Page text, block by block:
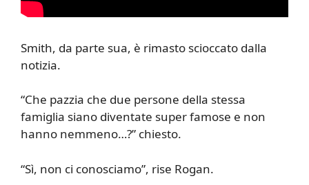
Smith, da parte sua, è rimasto scioccato dalla
notizia.
“Che pazzia che due persone della stessa
famiglia siano diventate super famose e non
hanno nemmeno…?” chiesto.
“Sì, non ci conosciamo”, rise Rogan.